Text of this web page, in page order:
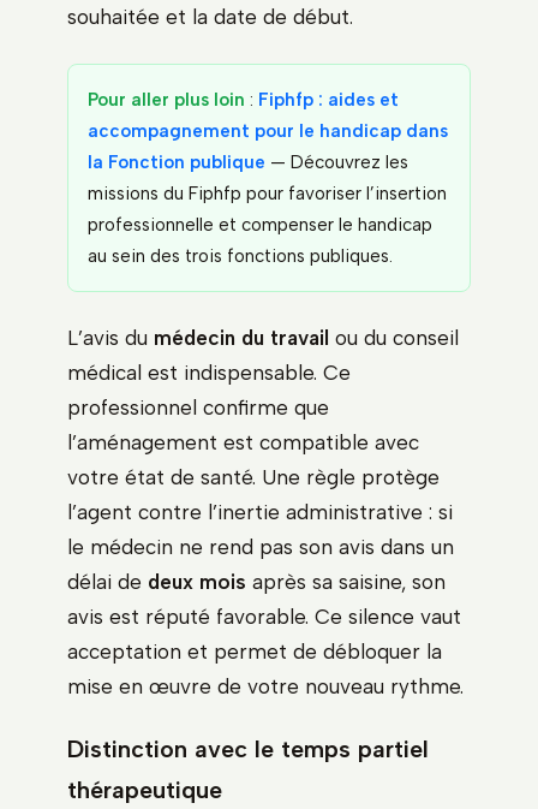
souhaitée et la date de début.
Pour aller plus loin : Fiphfp : aides et
accompagnement pour le handicap dans
la Fonction publique — Découvrez les
missions du Fiphfp pour favoriser l’insertion
professionnelle et compenser le handicap
au sein des trois fonctions publiques.
L’avis du médecin du travail ou du conseil
médical est indispensable. Ce
professionnel confirme que
l’aménagement est compatible avec
votre état de santé. Une règle protège
l’agent contre l’inertie administrative : si
le médecin ne rend pas son avis dans un
délai de deux mois après sa saisine, son
avis est réputé favorable. Ce silence vaut
acceptation et permet de débloquer la
mise en œuvre de votre nouveau rythme.
Distinction avec le temps partiel
thérapeutique